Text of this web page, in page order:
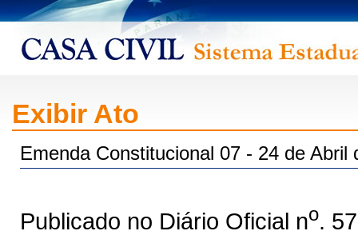
Exibir Ato
Emenda Constitucional 07 - 24 de Abril
Publicado no Diário Oficial no.